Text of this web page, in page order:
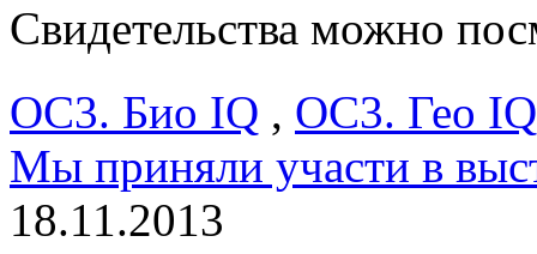
Свидетельства можно
ОС3. Био IQ , ОС3. Гео IQ
Мы приняли участи в
18.11.2013